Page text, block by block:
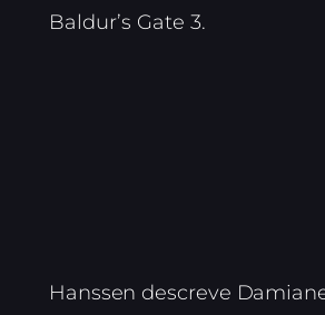
Baldur’s Gate 3.
Hanssen descreve